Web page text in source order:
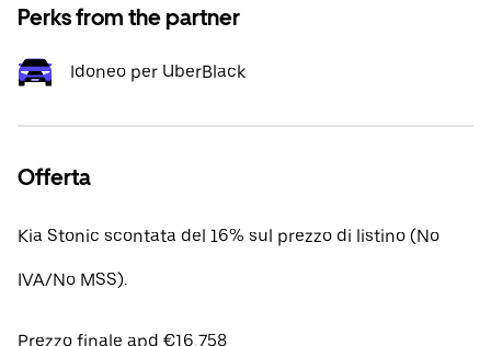
Perks from the partner
Idoneo per UberBlack
Offerta
Kia Stonic scontata del 16% sul prezzo di listino (No
IVA/No MSS).
Prezzo finale apd €16,758